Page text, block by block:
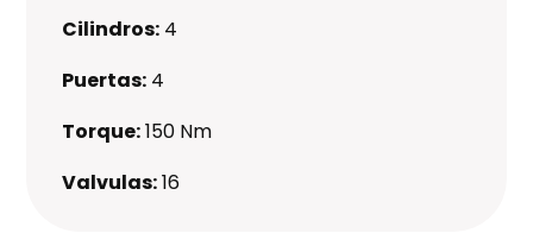
Cilindros: 4
Puertas: 4
Torque:150 Nm
Valvulas:16